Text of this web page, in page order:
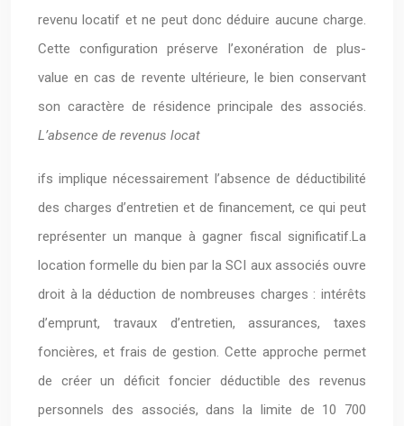
revenu locatif et ne peut donc déduire aucune charge.
Cette configuration préserve l’exonération de plus-
value en cas de revente ultérieure, le bien conservant
son caractère de résidence principale des associés.
L’absence de revenus locat
ifs implique nécessairement l’absence de déductibilité
des charges d’entretien et de financement, ce qui peut
représenter un manque à gagner fiscal significatif.La
location formelle du bien par la SCI aux associés ouvre
droit à la déduction de nombreuses charges : intérêts
d’emprunt, travaux d’entretien, assurances, taxes
foncières, et frais de gestion. Cette approche permet
de créer un déficit foncier déductible des revenus
personnels des associés, dans la limite de 10 700